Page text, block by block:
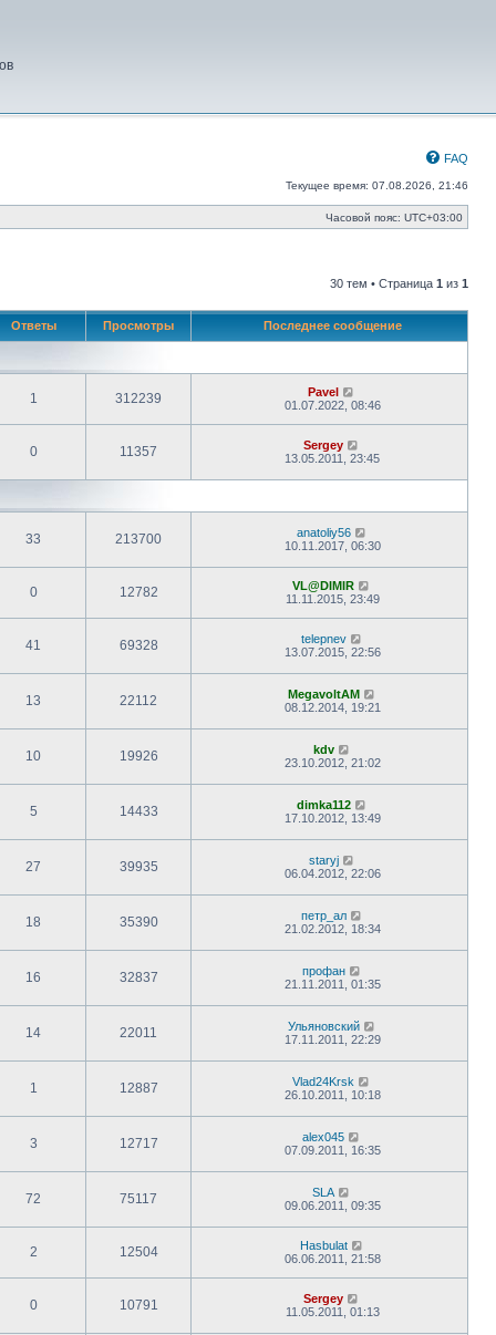
FAQ
Текущее время: 07.08.2026, 21:46
Часовой пояс: UTC+03:00
30 тем • Страница 1 из 1
Ответы Просмотры Последнее сообщение
1 312239
Pavel
01.07.2022, 08:46
0 11357
Sergey
13.05.2011, 23:45
33 213700
anatoliy56
10.11.2017, 06:30
0 12782
VL@DIMIR
11.11.2015, 23:49
41 69328
telepnev
13.07.2015, 22:56
13 22112
MegavoltAM
08.12.2014, 19:21
10 19926
kdv
23.10.2012, 21:02
5 14433
dimka112
17.10.2012, 13:49
27 39935
staryj
06.04.2012, 22:06
18 35390
петр_ал
21.02.2012, 18:34
16 32837
профан
21.11.2011, 01:35
14 22011
Ульяновский
17.11.2011, 22:29
1 12887
Vlad24Krsk
26.10.2011, 10:18
3 12717
alex045
07.09.2011, 16:35
72 75117
SLA
09.06.2011, 09:35
2 12504
Hasbulat
06.06.2011, 21:58
0 10791
Sergey
11.05.2011, 01:13